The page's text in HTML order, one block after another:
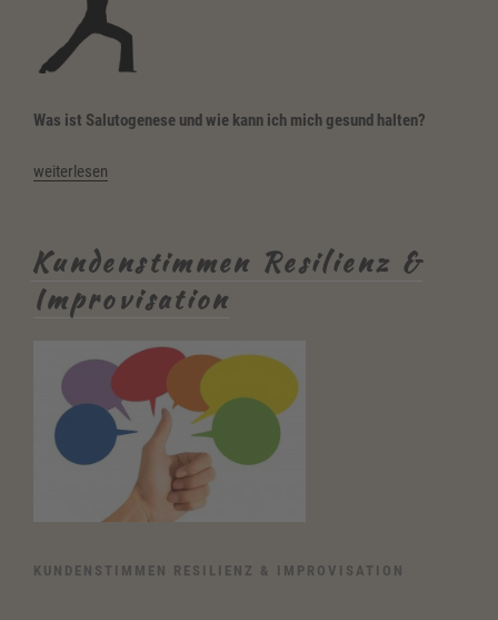
Was ist Salutogenese und wie kann ich mich gesund halten?
„Salutogenese
hält
uns
gesund?“
weiterlesen
Kundenstimmen Resilienz &
Improvisation
KUNDENSTIMMEN RESILIENZ & IMPROVISATION